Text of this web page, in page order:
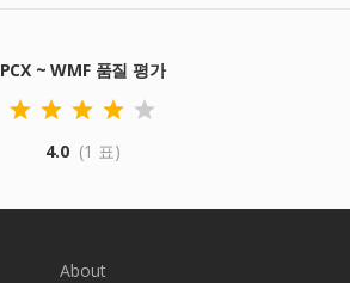
PCX ~ WMF 품질 평가
4.0 (1 표)
About